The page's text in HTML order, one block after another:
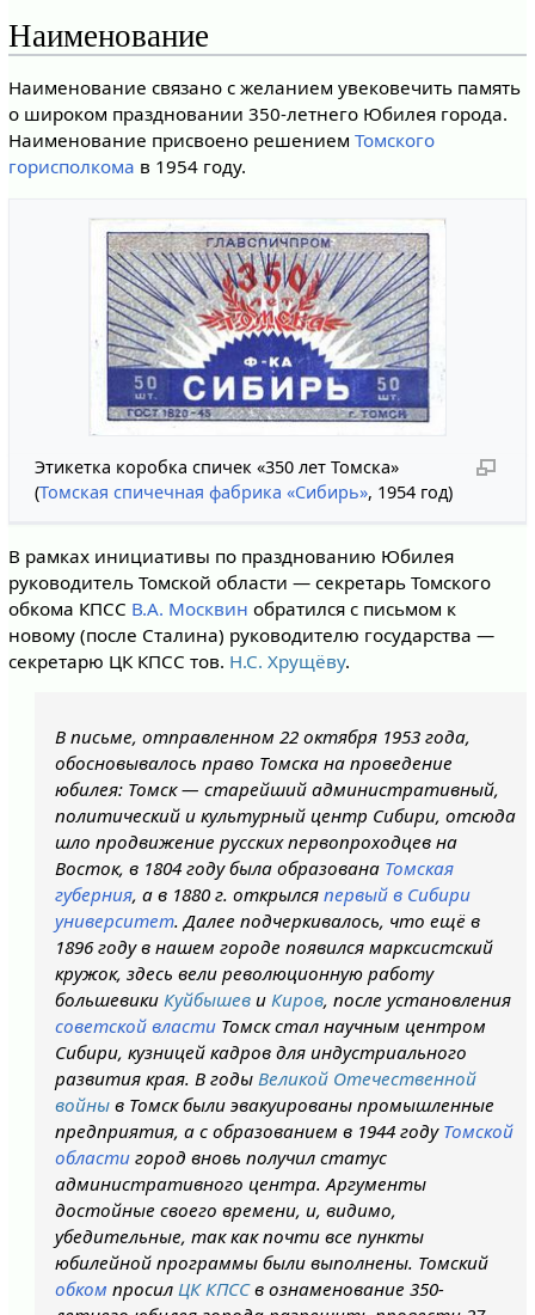
Наименование
Наименование связано с желанием увековечить память
о широком праздновании 350-летнего Юбилея города.
Наименование присвоено решением Томского
горисполкома в 1954 году.
Этикетка коробка спичек «350 лет Томска»
(Томская спичечная фабрика «Сибирь», 1954 год)
В рамках инициативы по празднованию Юбилея
руководитель Томской области — секретарь Томского
обкома КПСС В.А. Москвин обратился с письмом к
новому (после Сталина) руководителю государства —
секретарю ЦК КПСС тов. Н.С. Хрущёву.
В письме, отправленном 22 октября 1953 года,
обосновывалось право Томска на проведение
юбилея: Томск — старейший административный,
политический и культурный центр Сибири, отсюда
шло продвижение русских первопроходцев на
Восток, в 1804 году была образована Томская
губерния, а в 1880 г. открылся первый в Сибири
университет. Далее подчеркивалось, что ещё в
1896 году в нашем городе появился марксистский
кружок, здесь вели революционную работу
большевики Куйбышеви Киров, после установления
cоветской властиТомск стал научным центром
Сибири, кузницей кадров для индустриального
развития края. В годы Великой Отечественной
войныв Томск были эвакуированы промышленные
предприятия, а с образованием в 1944 году Томской
областигород вновь получил статус
административного центра. Аргументы
достойные своего времени, и, видимо,
убедительные, так как почти все пункты
юбилейной программы были выполнены. Томский
обком просил ЦК КПССв ознаменование 350-